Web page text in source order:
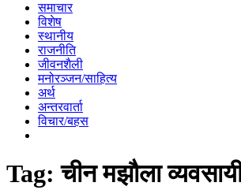
समाचार
विशेष
स्थानीय
राजनीति
जीवनशैली
मनोरञ्जन/साहित्य
अर्थ
अन्तरवार्ता
विचार/बहस
Tag:चीन मझौला